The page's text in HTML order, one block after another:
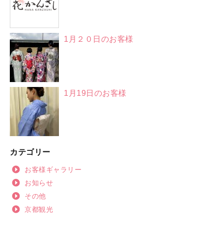
1月２０日のお客様
1月19日のお客様
カテゴリー
お客様ギャラリー
お知らせ
その他
京都観光